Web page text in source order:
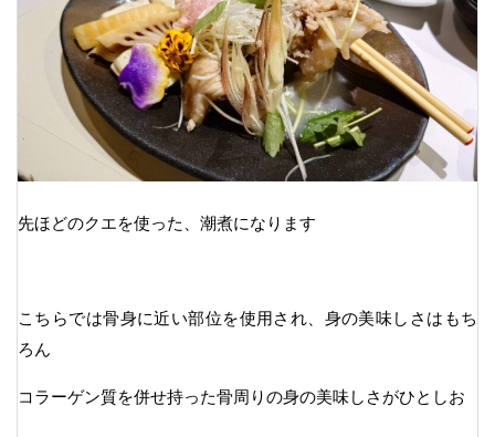
先ほどのクエを使った、潮煮になります
こちらでは骨身に近い部位を使用され、身の美味しさはもち
ろん
コラーゲン質を併せ持った骨周りの身の美味しさがひとしお